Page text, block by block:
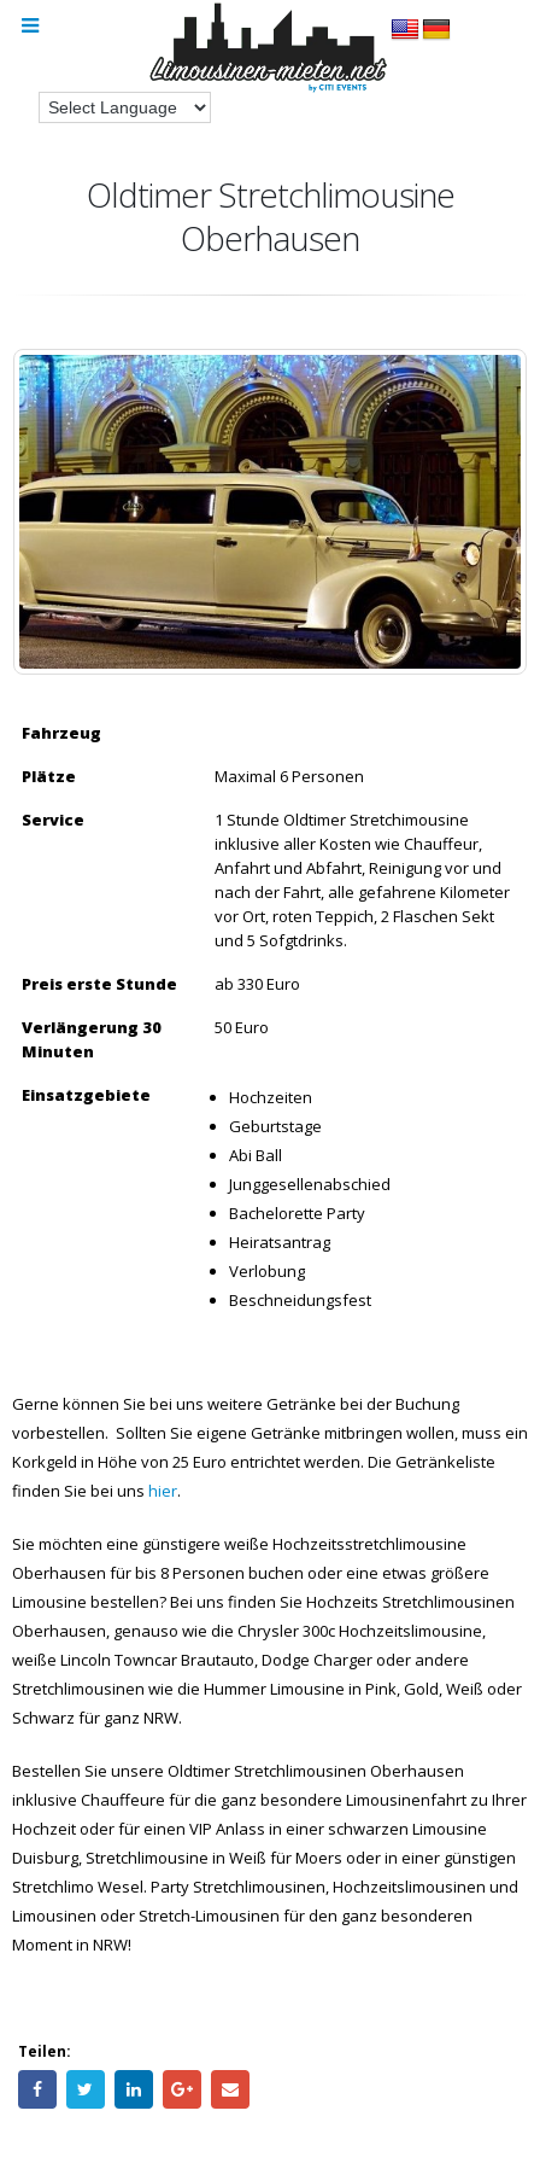
Oldtimer Stretchlimousine
Oberhausen
Fahrzeug
Plätze
Maximal 6 Personen
Service
1 Stunde Oldtimer Stretchimousine
inklusive aller Kosten wie Chauffeur,
Anfahrt und Abfahrt, Reinigung vor und
nach der Fahrt, alle gefahrene Kilometer
vor Ort, roten Teppich, 2 Flaschen Sekt
und 5 Sofgtdrinks.
Preis erste Stunde
ab 330 Euro
Verlängerung 30
Minuten
50 Euro
Einsatzgebiete
Hochzeiten
Geburtstage
Abi Ball
Junggesellenabschied
Bachelorette Party
Heiratsantrag
Verlobung
Beschneidungsfest
Gerne können Sie bei uns weitere Getränke bei der Buchung
vorbestellen. Sollten Sie eigene Getränke mitbringen wollen, muss ein
Korkgeld in Höhe von 25 Euro entrichtet werden. Die Getränkeliste
finden Sie bei uns hier.
Sie möchten eine günstigere weiße Hochzeitsstretchlimousine
Oberhausen für bis 8 Personen buchen oder eine etwas größere
Limousine bestellen? Bei uns finden Sie Hochzeits Stretchlimousinen
Oberhausen, genauso wie die Chrysler 300c Hochzeitslimousine,
weiße Lincoln Towncar Brautauto, Dodge Charger oder andere
Stretchlimousinen wie die Hummer Limousine in Pink, Gold, Weiß oder
Schwarz für ganz NRW.
Bestellen Sie unsere Oldtimer Stretchlimousinen Oberhausen
inklusive Chauffeure für die ganz besondere Limousinenfahrt zu Ihrer
Hochzeit oder für einen VIP Anlass in einer schwarzen Limousine
Duisburg, Stretchlimousine in Weiß für Moers oder in einer günstigen
Stretchlimo Wesel. Party Stretchlimousinen, Hochzeitslimousinen und
Limousinen oder Stretch-Limousinen für den ganz besonderen
Moment in NRW!
Teilen: